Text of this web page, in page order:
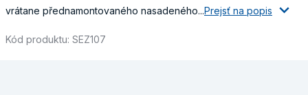
vrátane přednamontovaného nasadeného...Prejsť na popis
Kód produktu: SEZ107